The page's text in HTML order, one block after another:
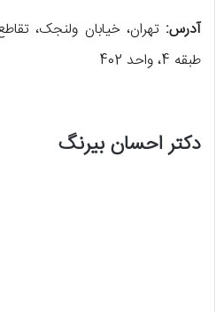
آدرس:
طبقه 4، واحد 402
دکتر احسان بیرنگ